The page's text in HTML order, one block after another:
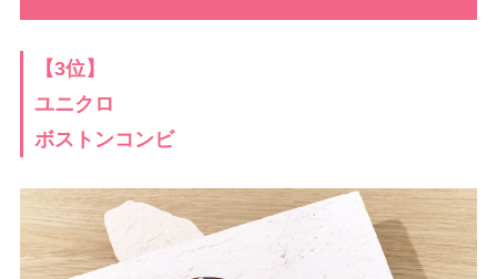
【3位】
ユニクロ
ボストンコンビ